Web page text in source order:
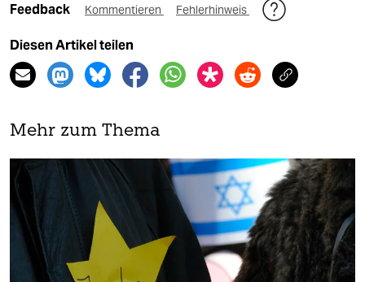
Feedback Kommentieren Fehlerhinweis
Diesen Artikel teilen
Mehr zum Thema